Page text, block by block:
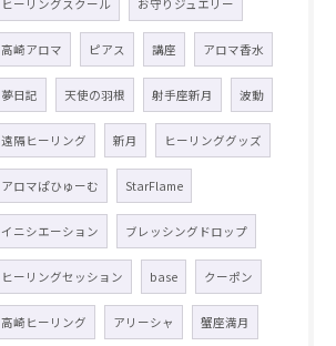
ヒーリングスクール お守りジュエリー
高崎アロマ ピアス 講座 アロマ香水
夢日記 天使の羽根 射手座新月 波動
遠隔ヒーリング 新月 ヒーリンググッズ
アロマぱひゅーむ StarFlame
イニシエーション ブレッシングドロップ
ヒーリングセッション base クーポン
高崎ヒーリング アリーシャ 蟹座満月